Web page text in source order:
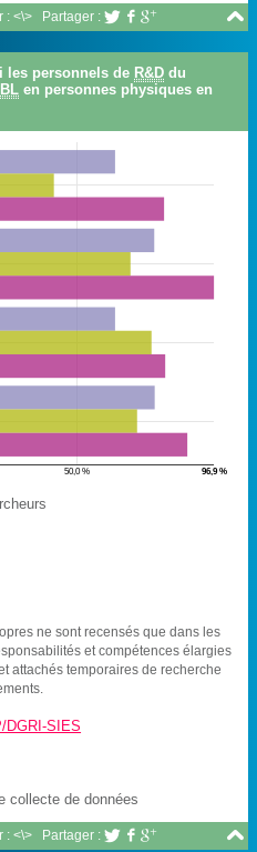

: <\> Partager :   
les personnels de R&D du
en personnes physiques en
50,0 % 96,9 %
ne sont recensés que dans les
et compétences élargies
attachés temporaires de recherche
DGRI-SIES
collecte de données

: <\> Partager :   